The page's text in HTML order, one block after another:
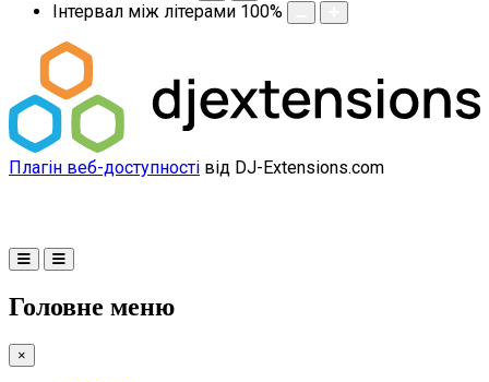
Інтервал між літерами 100%
Плагін веб-доступності від DJ-Extensions.com
Головне меню
×